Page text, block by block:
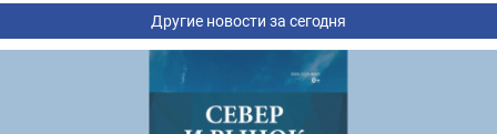
Другие новости за сегодня